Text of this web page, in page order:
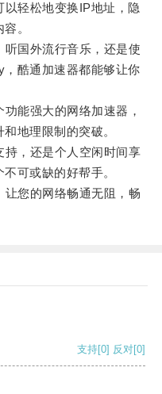
轻松地变换IP地址，隐
。
国外流行音乐，还是使
酷通加速器都能够让你
能强大的网络加速器，
地理限制的突破。
，还是个人空闲时间享
可或缺的好帮手。
您的网络畅通无阻，畅
支持[0] 反对[0]